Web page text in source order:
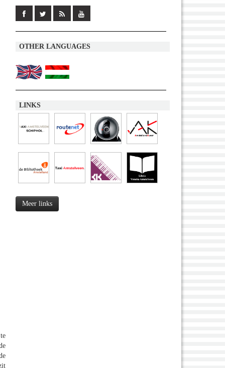
OTHER LANGUAGES
LINKS
Meer links